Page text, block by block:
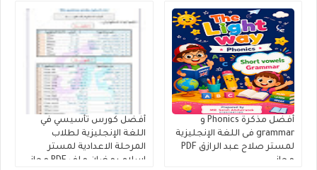
أفضل مذكرة Phonics و
grammar فى اللغة الإنجليزية
لمستر صلاح عبد الرازق PDF
مجانى
أفضل كورس تأسيسي في
اللغة الإنجليزية لطلاب
المرحلة الاعدادية لمستر
إسلام رمضان ملف PDF مجانى